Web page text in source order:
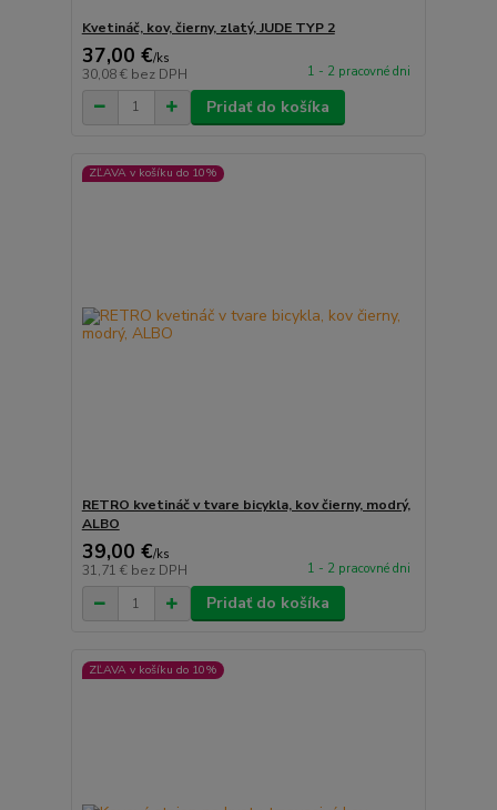
Kvetináč, kov, čierny, zlatý, JUDE TYP 2
37,00 €/ks
30,08 € bez DPH 1 - 2 pracovné dni
Pridať do košíka
ZĽAVA v košíku do 10%
RETRO kvetináč v tvare bicykla, kov čierny, modrý,
ALBO
39,00 €/ks
31,71 € bez DPH 1 - 2 pracovné dni
Pridať do košíka
ZĽAVA v košíku do 10%